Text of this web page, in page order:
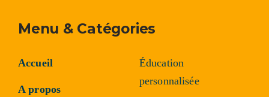
Menu & Catégories
Accueil
A propos
Éducation
personnalisée